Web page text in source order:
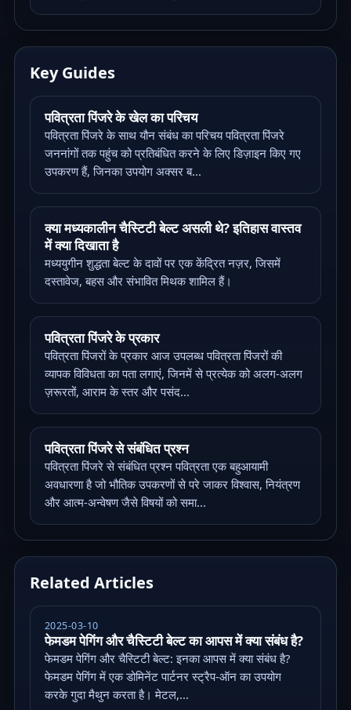
Key Guides
पवित्रता पिंजरे के खेल का परिचय
पवित्रता पिंजरे के साथ यौन संबंध का परिचय पवित्रता पिंजरे
जननांगों तक पहुंच को प्रतिबंधित करने के लिए डिज़ाइन किए गए
उपकरण हैं, जिनका उपयोग अक्सर ब...
क्या मध्यकालीन चैस्टिटी बेल्ट असली थे? इतिहास वास्तव
में क्या दिखाता है
मध्ययुगीन शुद्धता बेल्ट के दावों पर एक केंद्रित नज़र, जिसमें
दस्तावेज, बहस और संभावित मिथक शामिल हैं।
पवित्रता पिंजरे के प्रकार
पवित्रता पिंजरों के प्रकार आज उपलब्ध पवित्रता पिंजरों की
व्यापक विविधता का पता लगाएं, जिनमें से प्रत्येक को अलग-अलग
ज़रूरतों, आराम के स्तर और पसंद...
पवित्रता पिंजरे से संबंधित प्रश्न
पवित्रता पिंजरे से संबंधित प्रश्न पवित्रता एक बहुआयामी
अवधारणा है जो भौतिक उपकरणों से परे जाकर विश्वास, नियंत्रण
और आत्म-अन्वेषण जैसे विषयों को समा...
Related Articles
2025-03-10
फेमडम पेगिंग और चैस्टिटी बेल्ट का आपस में क्या संबंध है?
फेमडम पेगिंग और चैस्टिटी बेल्ट: इनका आपस में क्या संबंध है?
फेमडम पेगिंग में एक डोमिनेंट पार्टनर स्ट्रैप-ऑन का उपयोग
करके गुदा मैथुन करता है। मेटल,...